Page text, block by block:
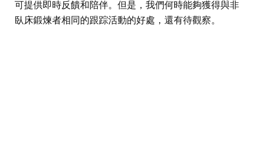
可提供即時反饋和陪伴。但是，我們何時能夠獲得與非
臥床鍛煉者相同的跟踪活動的好處，還有待觀察。